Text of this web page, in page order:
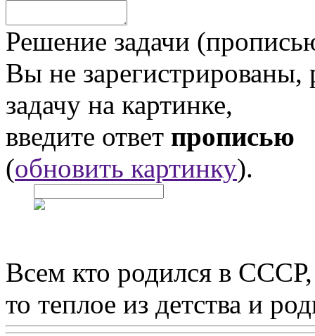
Решение задачи
Вы не
задачу на картинке,
введите ответ прописью
(обновить картинку).
Всем кто родился в
то теплое из детства и